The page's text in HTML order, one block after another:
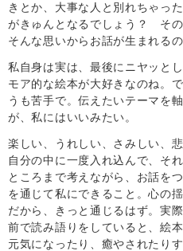
きとか、大事な人と別れちゃっ
がきゅんとなるでしょう？ そ
そんな思いからお話が生まれるの
私自身は実は、最後にニヤッと
モア的な絵本が大好きなのね。
うも苦手で。伝えたいテーマを
が、私にはいいみたい。
楽しい、うれしい、さみしい、
自分の中に一度入れ込んで、そ
ところまで考えながら、お話
を通じて私にできること。心の
だから、きっと通じるはず。実
前で読み語りをしていると、絵
元気になったり、癒やされたり